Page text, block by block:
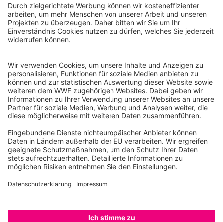
WWF Deutschland
Reinhardtstr. 18
10117 Berlin
Ihre Spende kann steuerlich geltend gemacht werden
Registriert als Stiftung WWF Deutschland, Senatsverwaltung für
Justiz Berlin, Az: 3416/976/2
Umsatzsteuer-Identifikationsnummer: DE 114236103
Freistellungsbescheid: Als gemeinnützige Körperschaft befreit
von der Körperschaftssteuer gem. §5 I 9 KStg. unter der
Steuernummer 27/641/09321